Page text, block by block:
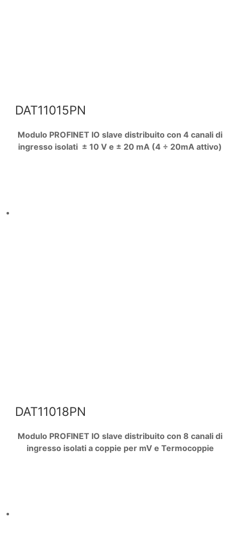
DAT11015PN
Modulo PROFINET IO slave distribuito con 4 canali di
ingresso isolati ± 10 V e ± 20 mA (4 ÷ 20mA attivo)
DAT11018PN
Modulo PROFINET IO slave distribuito con 8 canali di
ingresso isolati a coppie per mV e Termocoppie